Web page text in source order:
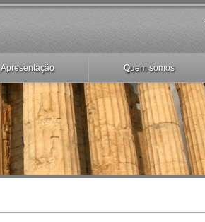
Apresentação Quem somos